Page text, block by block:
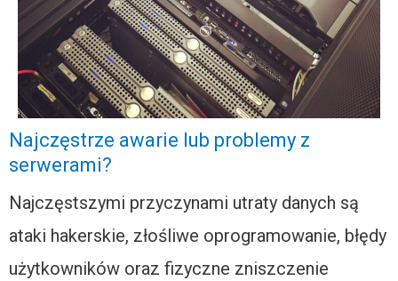
Najczęstrze awarie lub problemy z
serwerami?
Najczęstszymi przyczynami utraty danych są
ataki hakerskie, złośliwe oprogramowanie, błędy
użytkowników oraz fizyczne zniszczenie